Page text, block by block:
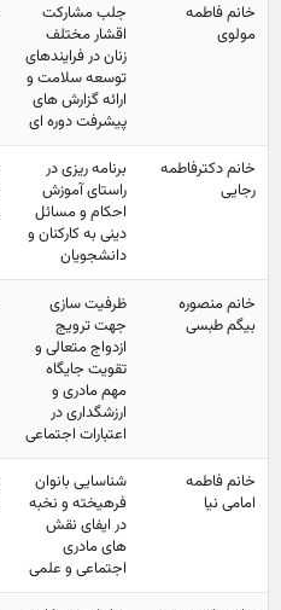
خانم فاطمه
مولوی
جلب مشارکت
اقشار مختلف
زنان در فرایندهای
توسعه سلامت و
ارائه گزارش های
پیشرفت دوره ای
خانم دکترفاطمه
رجایی
برنامه ریزی در
راستای آموزش
احکام و مسائل
دینی به کارکنان و
دانشجویان
خانم منصوره
بیگم طبسی
ظرفیت سازی
جهت ترویج
ازدواج متعالی و
تقویت جایگاه
مهم مادری و
ارزشگداری در
اعتبارات اجتماعی
خانم فاطمه
امامی نیا
شناسایی بانوان
فرهیخته و نخبه
در ایفای نقش
های مادری
اجتماعی و علمی